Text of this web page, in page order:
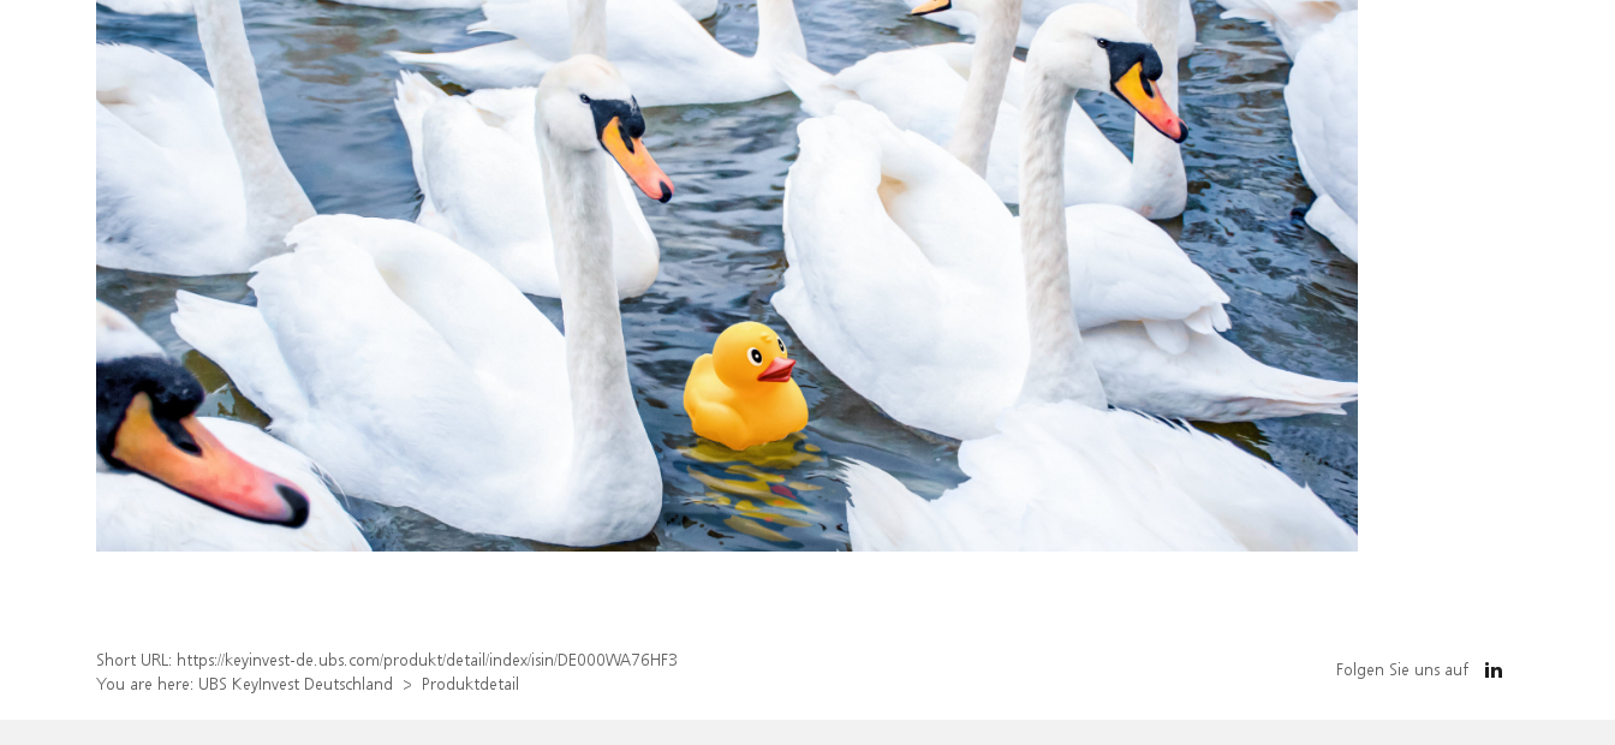
Short URL: https://keyinvest-de.ubs.com/produkt/detail/index/isin/DE000WA76HF3
You are here: UBS KeyInvest Deutschland Produktdetail
Folgen Sie uns auf